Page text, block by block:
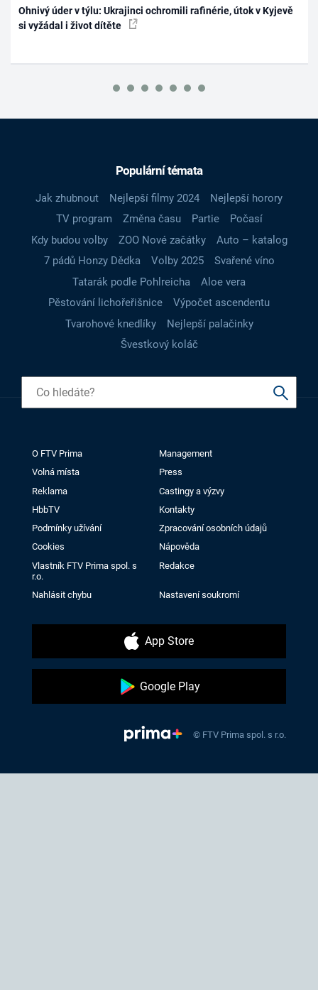
Ohnivý úder v týlu: Ukrajinci ochromili rafinérie, útok v Kyjevě
si vyžádal i život dítěte
Populární témata
Jak zhubnout Nejlepší filmy 2024
Nejlepší horory
TV program
Změna času Partie
Počasí
Kdy budou volby
ZOO Nové začátky
Auto – katalog
7 pádů Honzy Dědka
Volby 2025
Svařené víno
Tatarák podle Pohlreicha
Aloe vera
Pěstování lichořeřišnice
Výpočet ascendentu
Tvarohové knedlíky
Nejlepší palačinky
Švestkový koláč
O FTV Prima
Management
Volná místa
Press
Reklama
Castingy a výzvy
HbbTV
Kontakty
Podmínky užívání
Zpracování osobních údajů
Cookies
Nápověda
Vlastník FTV Prima spol. s
r.o.
Redakce
Nahlásit chybu Nastavení soukromí
App Store
Google Play
© FTV Prima spol. s r.o.